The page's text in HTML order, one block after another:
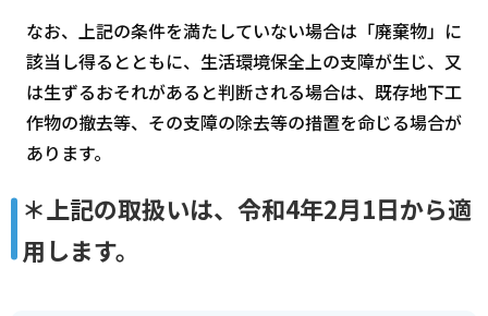
なお、上記の条件を満たしていない場合は「廃棄物」に
該当し得るとともに、生活環境保全上の支障が生じ、又
は生ずるおそれがあると判断される場合は、既存地下工
作物の撤去等、その支障の除去等の措置を命じる場合が
あります。
＊上記の取扱いは、令和4年2月1日から適
用します。